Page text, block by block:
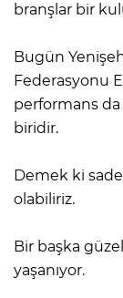
branşlar bir
Bugün
Federasyonu
performans
biridir.
Demek ki
olabiliriz.
Bir başka
yaşanıyor.